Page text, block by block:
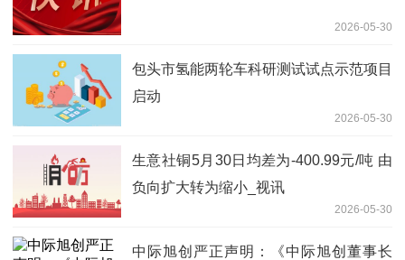
2026-05-30
包头市氢能两轮车科研测试试点示范项目
启动
2026-05-30
生意社铜5月30日均差为-400.99元/吨 由
负向扩大转为缩小_视讯
2026-05-30
中际旭创严正声明：《中际旭创董事长